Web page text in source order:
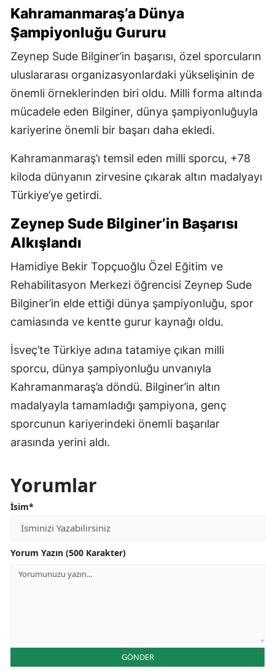
dönen Zeynep Sude Bilginer’in sonraki durağı
memleketi Kahramanmaraş oldu. Dünya
şampiyonu sporcu, kente gelişinde coşkuyla
karşılandı.
Elde ettiği başarıyla Kahramanmaraş’ın adını
uluslararası arenada duyuran Bilginer’in dünya
şampiyonluğu kentte de sevinçle karşılandı.
Kahramanmaraş’a Dünya
Şampiyonluğu Gururu
Zeynep Sude Bilginer’in başarısı, özel sporcuların
uluslararası organizasyonlardaki yükselişinin de
önemli örneklerinden biri oldu. Milli forma altında
mücadele eden Bilginer, dünya şampiyonluğuyla
kariyerine önemli bir başarı daha ekledi.
Kahramanmaraş’ı temsil eden milli sporcu, +78
kiloda dünyanın zirvesine çıkarak altın madalyayı
Zeynep Sude Bilginer’in Başarısı
Alkışlandı
Hamidiye Bekir Topçuoğlu Özel Eğitim ve
Rehabilitasyon Merkezi öğrencisi Zeynep Sude
Bilginer’in elde ettiği dünya şampiyonluğu, spor
İsveç’te Türkiye adına tatamiye çıkan milli
sporcu, dünya şampiyonluğu unvanıyla
Kahramanmaraş’a döndü. Bilginer’in altın
madalyayla tamamladığı şampiyona, genç
İsim*